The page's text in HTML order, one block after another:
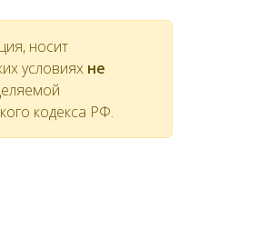
носит
условиях не
кодекса РФ.